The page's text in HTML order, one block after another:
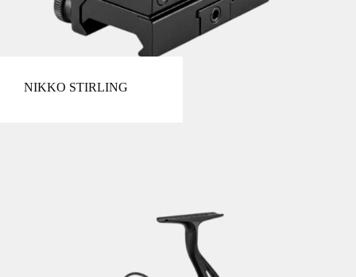
NIKKO STIRLING